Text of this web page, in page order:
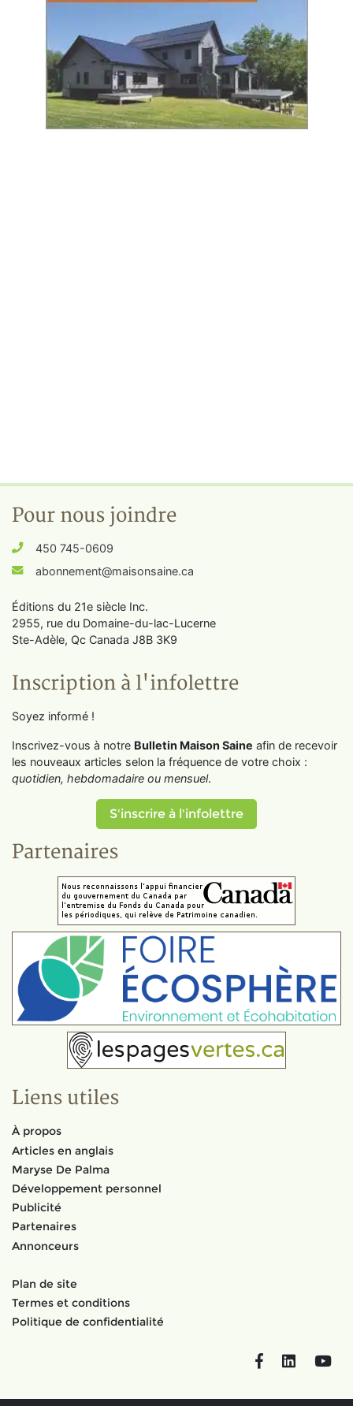
Pour nous joindre
450 745-0609
abonnement@maisonsaine.ca
Éditions du 21e siècle Inc.
2955, rue du Domaine-du-lac-Lucerne
Ste-Adèle, Qc Canada J8B 3K9
Inscription à l'infolettre
Soyez informé !
Inscrivez-vous à notre Bulletin Maison Saine afin de recevoir
les nouveaux articles selon la fréquence de votre choix :
quotidien, hebdomadaire ou mensuel.
S'inscrire à l'infolettre
Partenaires
Liens utiles
À propos
Articles en anglais
Maryse De Palma
Développement personnel
Publicité
Partenaires
Annonceurs
Plan de site
Termes et conditions
Politique de confidentialité
FacebookLinkedIn